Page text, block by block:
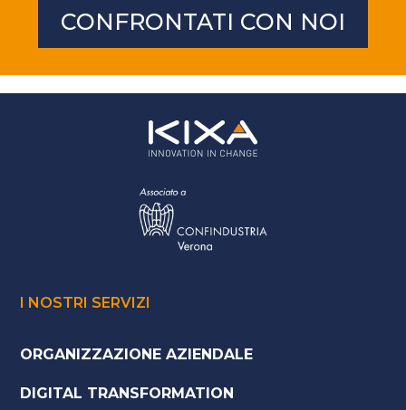
CONFRONTATI CON NOI
I NOSTRI SERVIZI
ORGANIZZAZIONE AZIENDALE
DIGITAL TRANSFORMATION